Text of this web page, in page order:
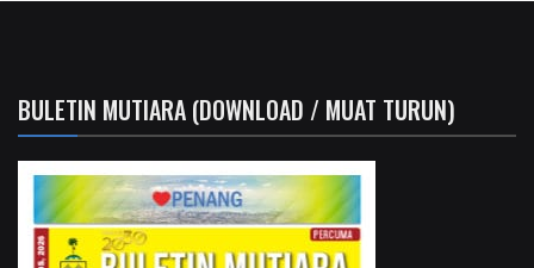
BULETIN MUTIARA (DOWNLOAD / MUAT TURUN)